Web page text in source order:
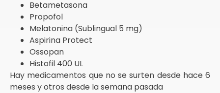
Betametasona
Propofol
Melatonina (Sublingual 5 mg)
Aspirina Protect
Ossopan
Histofil 400 UL
Hay medicamentos que no se surten desde hace 6
meses y otros desde la semana pasada